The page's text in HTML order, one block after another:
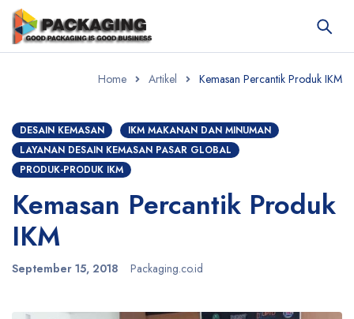
Home Artikel Kemasan Percantik Produk IKM
DESAIN KEMASAN
IKM MAKANAN DAN MINUMAN
LAYANAN DESAIN KEMASAN PASAR GLOBAL
PRODUK-PRODUK IKM
Kemasan Percantik Produk
IKM
September 15, 2018 Packaging.co.id